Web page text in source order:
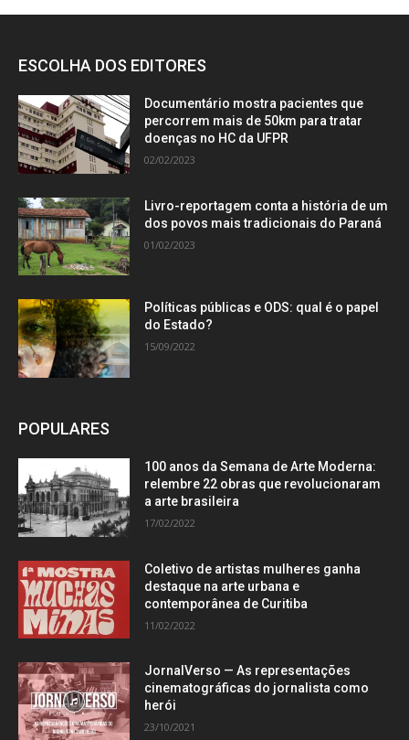
ESCOLHA DOS EDITORES
Documentário mostra pacientes que
percorrem mais de 50km para tratar
doenças no HC da UFPR
02/02/2023
Livro-reportagem conta a história de um
dos povos mais tradicionais do Paraná
01/02/2023
Políticas públicas e ODS: qual é o papel
do Estado?
15/09/2022
POPULARES
100 anos da Semana de Arte Moderna:
relembre 22 obras que revolucionaram
a arte brasileira
17/02/2022
Coletivo de artistas mulheres ganha
destaque na arte urbana e
contemporânea de Curitiba
11/02/2022
JornalVerso — As representações
cinematográficas do jornalista como
herói
23/10/2021